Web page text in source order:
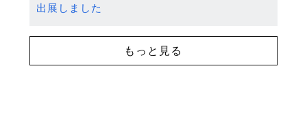
出展しました
もっと見る